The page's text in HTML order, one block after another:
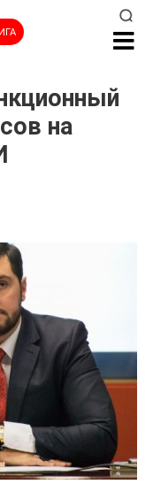
на